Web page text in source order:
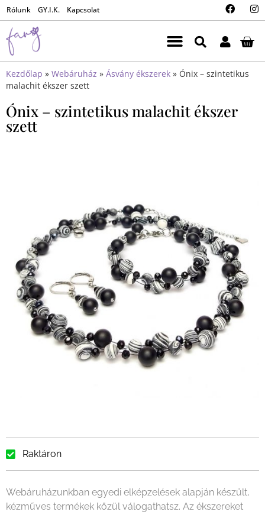
Rólunk GY.I.K. Kapcsolat
Kezdőlap » Webáruház » Ásvány ékszerek » Ónix – szintetikus
malachit ékszer szett
Ónix – szintetikus malachit ékszer
szett
Raktáron
Webáruházunkban egyedi elképzelések alapján készült,
kézműves termékek közül válogathatsz. Az ékszereket